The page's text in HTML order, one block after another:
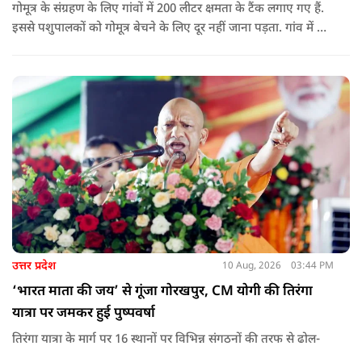
गोमूत्र के संग्रहण के लिए गांवों में 200 लीटर क्षमता के टैंक लगाए गए हैं.
इससे पशुपालकों को गोमूत्र बेचने के लिए दूर नहीं जाना पड़ता. गांव में ही
आसान हुआ है.
उत्तर प्रदेश 10 Aug, 2026 03:44 PM
‘भारत माता की जय’ से गूंजा गोरखपुर, CM योगी की तिरंगा
यात्रा पर जमकर हुई पुष्पवर्षा
तिरंगा यात्रा के मार्ग पर 16 स्थानों पर विभिन्न संगठनों की तरफ से ढोल-